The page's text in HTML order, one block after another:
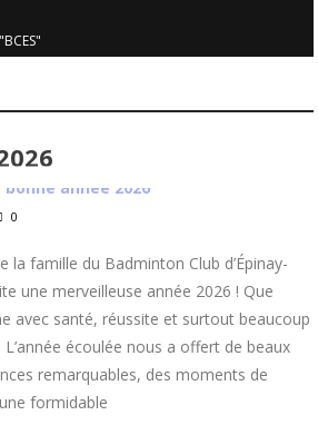
0
la famille du Badminton Club d’Épinay-
une merveilleuse année 2026 ! Que
avec santé, réussite et surtout beaucoup
écoulée nous a offert de beaux
remarquables, des moments de
formidable